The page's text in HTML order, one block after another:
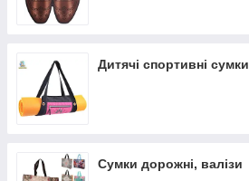
Дитячі спортивні сумки
Сумки дорожні, валізи